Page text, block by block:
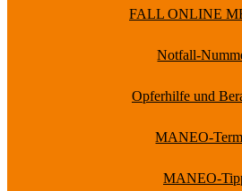
FALL ONLINE
Notfall-
Opferhilfe und
MANEO-
MANEO-